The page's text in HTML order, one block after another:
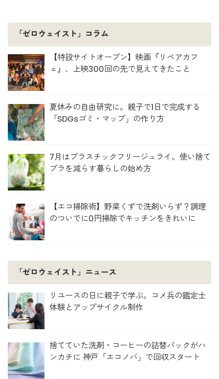
「ゼロウェイスト」コラム
【特設サイトオープン】映画『リペアカフ
ェ』、上映300回の先で見えてきたこと
夏休みの自由研究に。親子で1日で完成する
「SDGsゴミ・マップ」の作り方
7月はプラスチックフリージュライ。使い捨て
プラを減らす暮らしの始め方
【エコ掃除術】野菜くずで洗剤いらず？調理
のついでに0円掃除でキッチンをきれいに
「ゼロウェイスト」ニュース
リユースの日に親子で学ぶ。コメ兵の鑑定士
体験とアップサイクル制作
捨てていた洗剤・コーヒーの詰替パックがハ
ンカチに 神戸「エコノバ」で回収スタート